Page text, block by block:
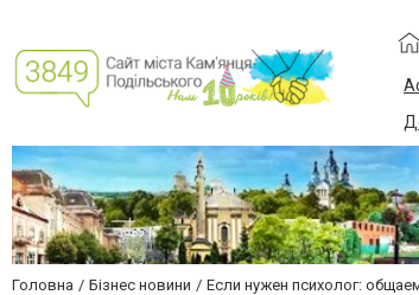
Головна Бізнес новини Если нужен психолог: